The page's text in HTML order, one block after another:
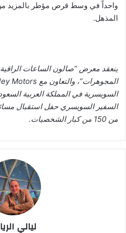
واحداً في وسط قرص مؤطر بالمزيد من
المذهل.
ينعقد معرض “صالون الساعات
المجوهرات”، والتعاون مع Motors
السويسرية في المملكة العربية
السفير السويسري حفل استقبال
من 150 من كبار الشخصيات.
ليالي